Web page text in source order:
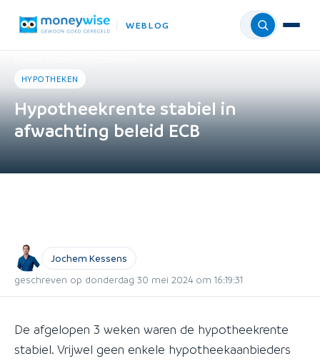
WEBLOG Menu
HYPOTHEKEN
Hypotheekrente stabiel in
afwachting beleid ECB
Jochem Kessens
geschreven op donderdag 30 mei 2024 om 16:19:31
De afgelopen 3 weken waren de hypotheekrente
stabiel. Vrijwel geen enkele hypotheekaanbieders